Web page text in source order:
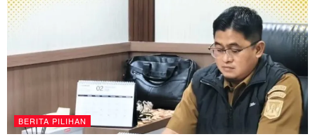
BERITA PILIHAN